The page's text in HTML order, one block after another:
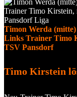
Timon Werda
Links Trainer Timo
TSV Pansdorf
Timo Kirstein